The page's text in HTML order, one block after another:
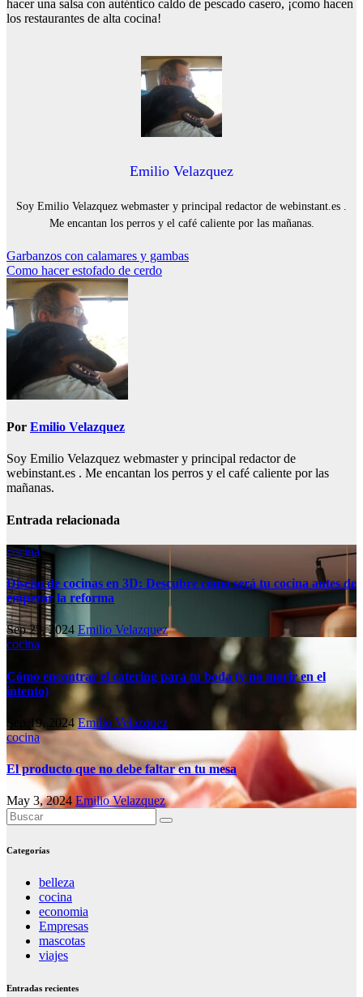
hacer una salsa con auténtico caldo de pescado casero, ¡como hacen
los restaurantes de alta cocina!
Emilio Velazquez
Soy Emilio Velazquez webmaster y principal redactor de webinstant.es .
Me encantan los perros y el café caliente por las mañanas.
Navegación
de
entradas
Garbanzos con calamares y gambas
Como hacer estofado de cerdo
Por Emilio Velazquez
Soy Emilio Velazquez webmaster y principal redactor de
webinstant.es . Me encantan los perros y el café caliente por las
mañanas.
Entrada relacionada
cocina
Diseño de cocinas en 3D: Descubre cómo será tu cocina antes de
empezar la reforma
Sep 25, 2024 Emilio Velazquez
cocina
Cómo encontrar el catering para tu boda (y no morir en el
intento)
Sep 19, 2024Emilio Velazquez
cocina
El producto que no debe faltar en tu mesa
May 3, 2024 Emilio Velazquez
Categorías
belleza
cocina
economia
Empresas
mascotas
viajes
Entradas recientes